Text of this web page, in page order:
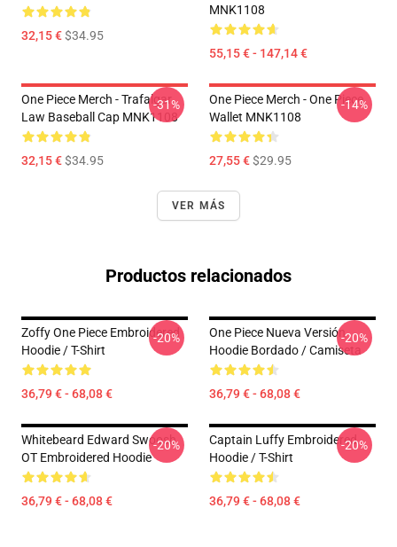
32,15 €$34.95
MNK1108
55,15 € - 147,14 €
One Piece Merch - Trafalgar
Law Baseball Cap MNK1108
32,15 €$34.95
-31%
One Piece Merch - One Piece
Wallet MNK1108
27,55 €$29.95
-14%
VER MÁS
Productos relacionados
Zoffy One Piece Embroidered
Hoodie / T-Shirt
36,79 € - 68,08 €
-20%
One Piece Nueva Versión
Hoodie Bordado / Camiseta
36,79 € - 68,08 €
-20%
Whitebeard Edward Swoosh
OT Embroidered Hoodie
36,79 € - 68,08 €
-20%
Captain Luffy Embroidered
Hoodie / T-Shirt
36,79 € - 68,08 €
-20%